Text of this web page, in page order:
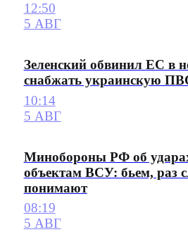
12:50
5 АВГ
Зеленский обвинил ЕС в
снабжать украинскую
10:14
5 АВГ
Минобороны РФ об
объектам ВСУ: бьем, раз
понимают
08:19
5 АВГ